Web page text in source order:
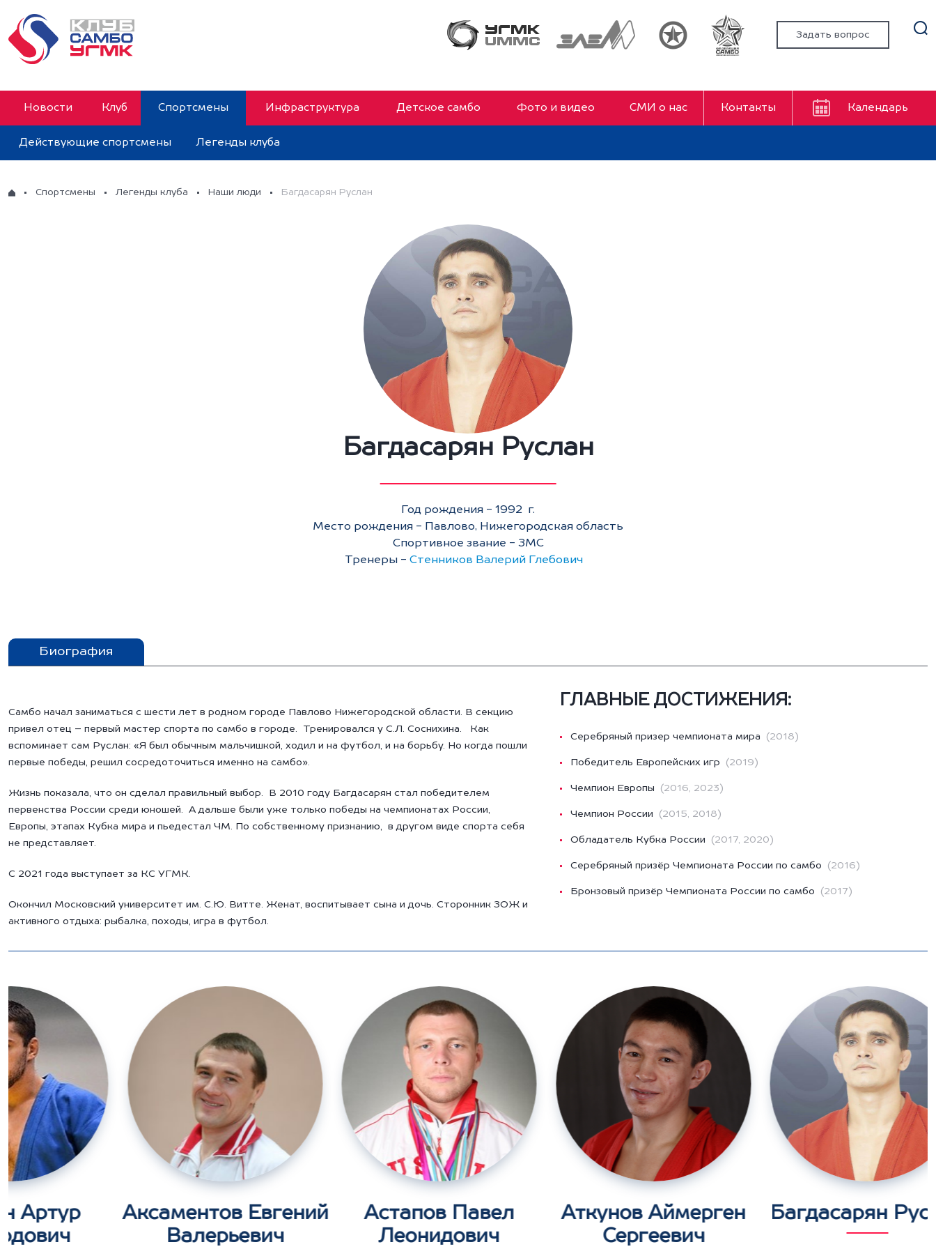
Задать вопрос
Новости Клуб Спортсмены
Действующие спортсмены Легенды клуба
Инфраструктура Детское самбо Фото и видео СМИ о нас Контакты Календарь
Спортсмены Легенды клуба Наши люди Багдасарян Руслан
Багдасарян Руслан
Год рождения - 1992 г.
Место рождения - Павлово, Нижегородская область
Спортивное звание - ЗМС
Тренеры - Стенников Валерий Глебович
Биография
Самбо начал заниматься с шести лет в родном городе Павлово Нижегородской области. В секцию
привел отец – первый мастер спорта по самбо в городе. Тренировался у С.Л. Соснихина. Как
вспоминает сам Руслан: «Я был обычным мальчишкой, ходил и на футбол, и на борьбу. Но когда пошли
первые победы, решил сосредоточиться именно на самбо».
Жизнь показала, что он сделал правильный выбор. В 2010 году Багдасарян стал победителем
первенства России среди юношей. А дальше были уже только победы на чемпионатах России,
Европы, этапах Кубка мира и пьедестал ЧМ. По собственному признанию, в другом виде спорта себя
не представляет.
С 2021 года выступает за КС УГМК.
Окончил Московский университет им. С.Ю. Витте. Женат, воспитывает сына и дочь. Сторонник ЗОЖ и
активного отдыха: рыбалка, походы, игра в футбол.
ГЛАВНЫЕ ДОСТИЖЕНИЯ:
Серебряный призер чемпионата мира (2018)
Победитель Европейских игр (2019)
Чемпион Европы (2016, 2023)
Чемпион России (2015, 2018)
Обладатель Кубка России (2017, 2020)
Серебряный призёр Чемпионата России по самбо (2016)
Бронзовый призёр Чемпионата России по самбо (2017)
Артур
Аксаментов Евгений
Валерьевич
Астапов Павел
Леонидович
Аткунов Аймерген
Сергеевич
Багдасарян